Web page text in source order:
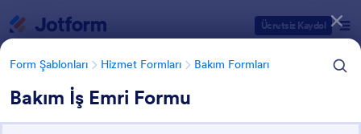
Ücretsiz Kaydol
Form Şablonları Hizmet Formları Bakım Formları
Bakım İş Emri Formu
Form Şablonu Kategorileri